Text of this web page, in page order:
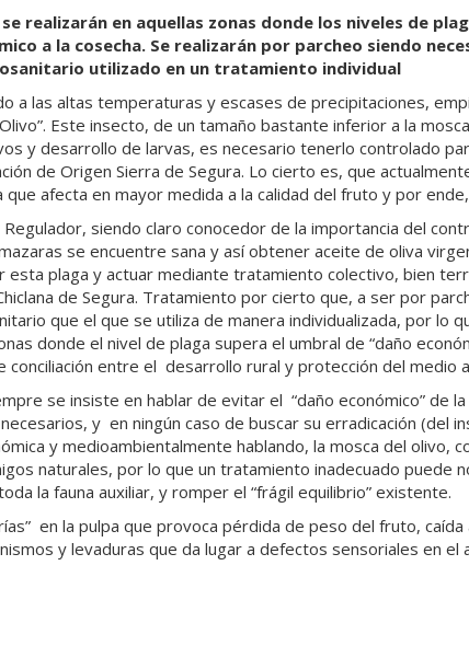
realizarán en aquellas zonas donde los niveles de
a la cosecha. Se realizarán por parcheo siendo
utilizado en un tratamiento individual
a las altas temperaturas y escases de precipitaciones,
Este insecto, de un tamaño bastante inferior a la
y desarrollo de larvas, es necesario tenerlo controlado
de Origen Sierra de Segura. Lo cierto es, que
que afecta en mayor medida a la calidad del fruto y por
siendo claro conocedor de la importancia del
se encuentre sana y así obtener aceite de oliva
esta plaga y actuar mediante tratamiento colectivo, bien
de Segura. Tratamiento por cierto que, a ser por
que el que se utiliza de manera individualizada, por lo
donde el nivel de plaga supera el umbral de “daño
conciliación entre el desarrollo rural y protección del medio
se insiste en hablar de evitar el “daño económico” de
y en ningún caso de buscar su erradicación (del
y medioambientalmente hablando, la mosca del olivo,
naturales, por lo que un tratamiento inadecuado puede
la fauna auxiliar, y romper el “frágil equilibrio” existente.
en la pulpa que provoca pérdida de peso del fruto,
y levaduras que da lugar a defectos sensoriales en el